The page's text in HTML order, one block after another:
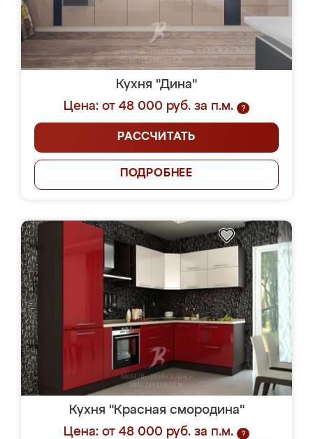
Кухня "Дина"
Цена: от 48 000 руб. за п.м.
?
РАССЧИТАТЬ
ПОДРОБНЕЕ
Кухня "Красная смородина"
Цена: от 48 000 руб. за п.м.
?